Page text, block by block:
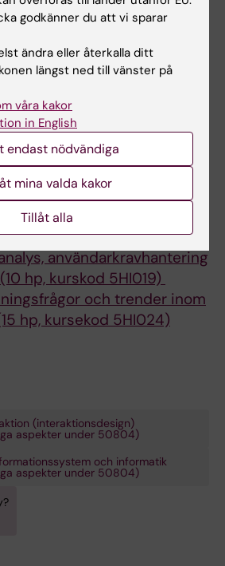
i hälsoinformatik
för det gemensamma
i hälsoinformatik är jag
övergripande planeringen
av kurserna och
för två av de
inom programmet:
användarkravhantering
hp, kurskod 5HI019)
och trender inom
hp, kursekod 5HI024)
(interaktionsdesign)
aspekter under 50804)
och informatik
aspekter under 50804)
godkänner du att vi sparar
ändra eller återkalla ditt
längst ned till vänster på
våra kakor
in English
endast nödvändiga
mina valda kakor
Tillåt alla